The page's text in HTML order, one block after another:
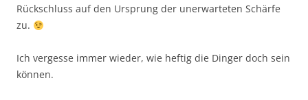
Rückschluss auf den Ursprung der unerwarteten Schärfe
zu.
Ich vergesse immer wieder, wie heftig die Dinger doch sein
können.